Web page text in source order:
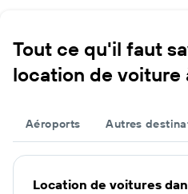
Tout ce qu'il faut
location de voiture
Aéroports Autres
Location de voitures